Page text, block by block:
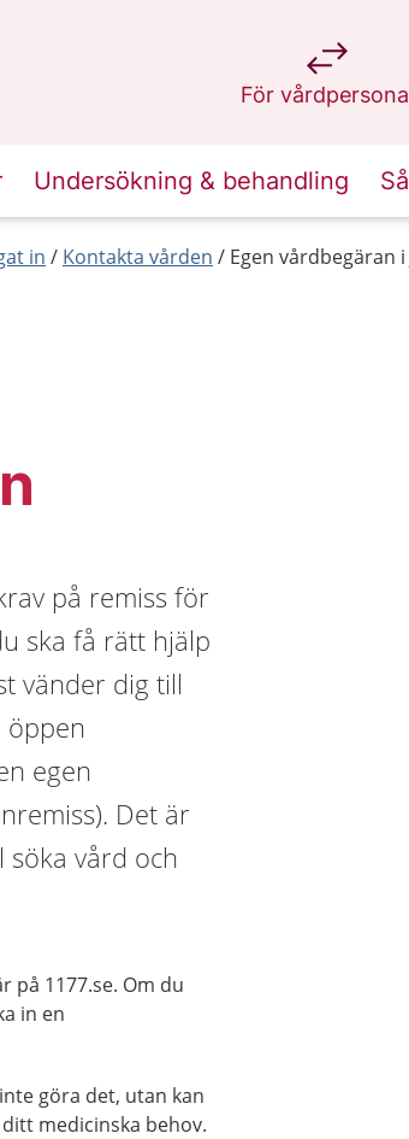
För
på 1177.se
Undersökning & behandling
in Kontakta vården Egen vårdbegäran
på remiss för
ska få rätt hjälp
vänder dig till
öppen
egen
Det är
vård och
på 1177.se. Om du
in en
göra det, utan kan
medicinska behov.